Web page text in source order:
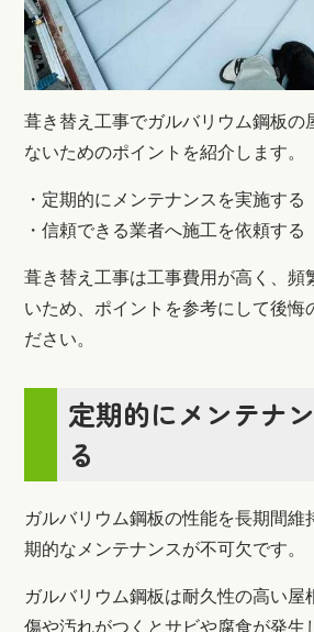
葺き替え工事でガルバリウム鋼板の
ないためのポイントを紹介します。
・定期的にメンテナンスを実施する
・信頼できる業者へ施工を依頼する
葺き替え工事は工事費用が高く、頻
いため、ポイントを参考にして後悔
ださい。
定期的にメンテナ
る
ガルバリウム鋼板の性能を長期間維
期的なメンテナンスが不可欠です。
ガルバリウム鋼板は耐久性の高い屋
傷や汚れがつくとサビや腐食が発生